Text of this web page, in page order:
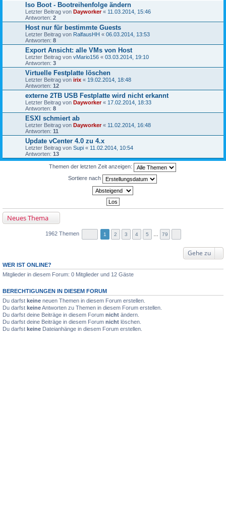
Iso Boot - Bootreihenfolge ändern
Letzter Beitrag von Dayworker« 11.03.2014, 15:46
Antworten: 2
Host nur für bestimmte Guests
Letzter Beitrag von RalfausHH « 06.03.2014, 13:53
Antworten: 8
Export Ansicht: alle VMs von Host
Letzter Beitrag von vMario156 « 03.03.2014, 19:10
Antworten: 3
Virtuelle Festplatte löschen
Letzter Beitrag von irix « 19.02.2014, 18:48
Antworten: 12
externe 2TB USB Festplatte wird nicht erkannt
Letzter Beitrag von Dayworker« 17.02.2014, 18:33
Antworten: 8
ESXI schmiert ab
Letzter Beitrag von Dayworker« 11.02.2014, 16:48
Antworten: 11
Update vCenter 4.0 zu 4.x
Letzter Beitrag von Supi « 11.02.2014, 10:54
Antworten: 13
Themen der letzten Zeit anzeigen:
Sortiere nach
Neues Thema
1962 Themen 1 2 3 4 5 79
Gehe zu
WER IST ONLINE?
Mitglieder in diesem Forum: 0 Mitglieder und 12 Gäste
BERECHTIGUNGEN IN DIESEM FORUM
Du darfst keine neuen Themen in diesem Forum erstellen.
Du darfst keineAntworten zu Themen in diesem Forum erstellen.
Du darfst deine Beiträge in diesem Forum nicht ändern.
Du darfst deine Beiträge in diesem Forum nicht löschen.
Du darfst keine Dateianhänge in diesem Forum erstellen.